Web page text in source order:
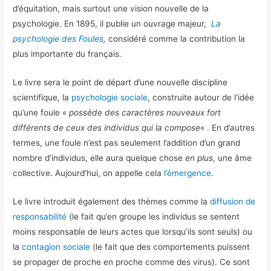
d’équitation, mais surtout une vision nouvelle de la
psychologie. En 1895, il publie un ouvrage majeur, La
psychologie des Foules,considéré comme la contribution la
plus importante du français.
Le livre sera le point de départ d’une nouvelle discipline
scientifique, la psychologie sociale, construite autour de l’idée
qu’une foule «possède des caractères nouveaux fort
différents de ceux des individus qui la compose« . En d’autres
termes, une foule n’est pas seulement l’addition d’un grand
nombre d’individus, elle aura quelque choseen plus, une âme
collective. Aujourd’hui, on appelle cela l’émergence.
Le livre introduit également des thèmes comme ladiffusion de
responsabilité (le fait qu’en groupe les individus se sentent
moins responsable de leurs actes que lorsqu’ils sont seuls) ou
lacontagion sociale (le fait que des comportements puissent
se propager de proche en proche comme des virus). Ce sont